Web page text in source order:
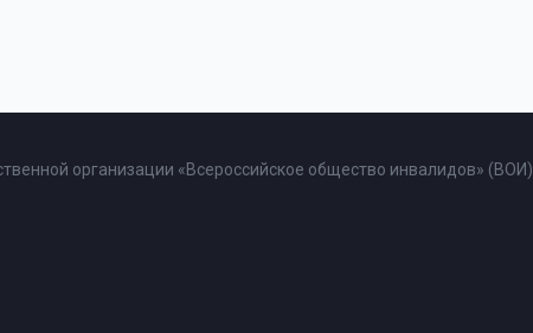
организации «Всероссийское общество инвалидов» (ВОИ).